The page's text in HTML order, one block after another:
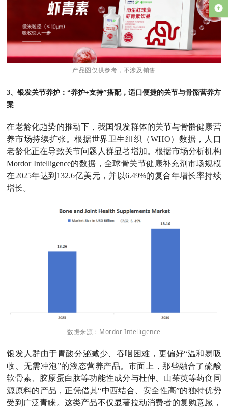
产品图仅供参考，不涉及销售
3、银发关节养护：“养护+支持”搭配，适口便捷的关节与骨骼营养方
案
在老龄化趋势的推动下，我国银发群体的关节与骨骼健康营
养市场持续扩张。根据世界卫生组织（WHO）数据，人口
老龄化正在导致关节问题人群显著增加。根据市场分析机构
Mordor Intelligence的数据，全球骨关节健康补充剂市场规模
在2025年达到132.6亿美元，并以6.49%的复合年增长率持续
增长。
数据来源：Mordor Intelligence
银发人群由于胃酸分泌减少、吞咽困难，更偏好“温和易吸
收、无需冲泡”的液态营养产品。市面上，那些融合了硫酸
软骨素、胶原蛋白肽等功能性成分与杜仲、山茱萸等药食同
源原料的产品，正凭借其“中西结合、安全性高”的独特优势
受到广泛青睐。这类产品不仅显著拉动消费者的复购意愿，